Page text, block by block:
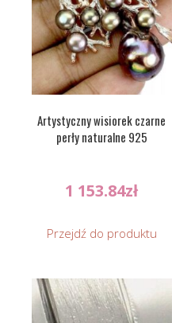
Artystyczny wisiorek czarne
perły naturalne 925
1 153.84zł
Przejdź do produktu